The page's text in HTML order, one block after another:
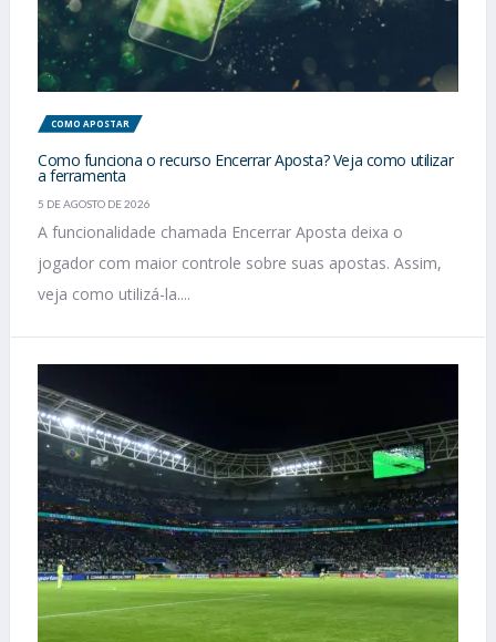
COMO APOSTAR
Como funciona o recurso Encerrar Aposta? Veja como utilizar
a ferramenta
5 DE AGOSTO DE 2026
A funcionalidade chamada Encerrar Aposta deixa o
jogador com maior controle sobre suas apostas. Assim,
veja como utilizá-la....